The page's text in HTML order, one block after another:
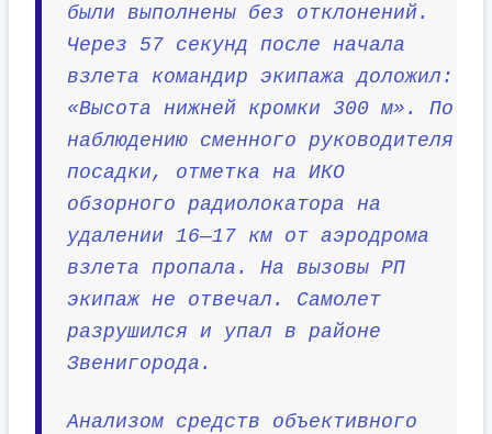
были выполнены без отклонений.
Через 57 секунд после начала
взлета командир экипажа доложил:
«Высота нижней кромки 300 м». По
наблюдению сменного руководителя
посадки, отметка на ИКО
обзорного радиолокатора на
удалении 16—17 км от аэродрома
взлета пропала. На вызовы РП
экипаж не отвечал. Самолет
разрушился и упал в районе
Звенигорода.
Анализом средств объективного